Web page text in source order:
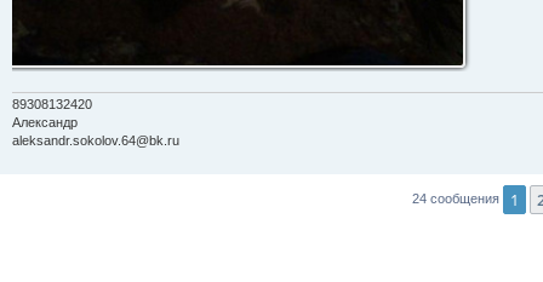
89308132420
Александр
aleksandr.sokolov.64@bk.ru
24 сообщения 1